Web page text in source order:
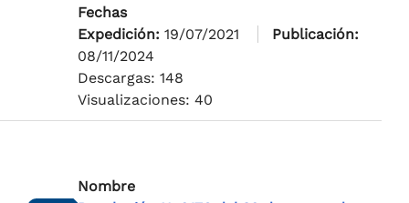
Fechas
Expedición: 19/07/2021
Publicación:
08/11/2024
Descargas: 148
Visualizaciones: 40
Nombre